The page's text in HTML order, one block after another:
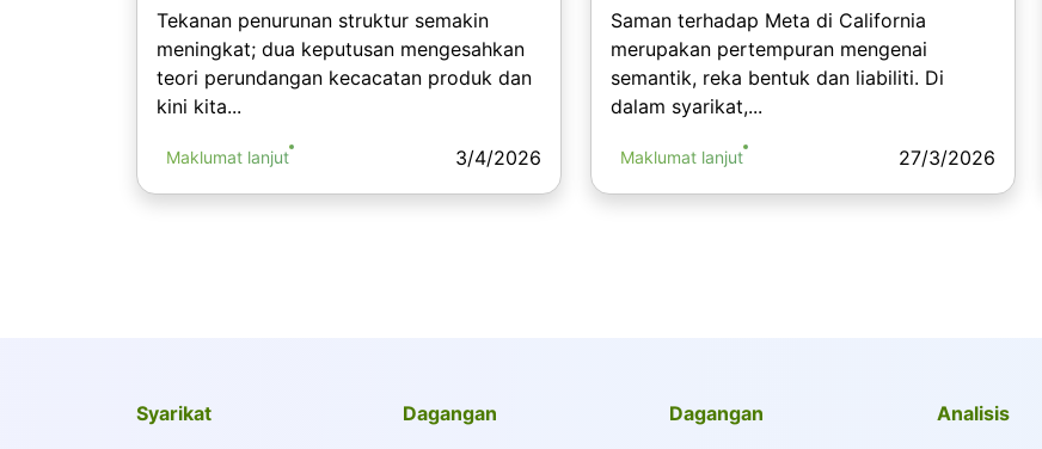
Tekanan penurunan struktur semakin
meningkat; dua keputusan mengesahkan
teori perundangan kecacatan produk dan
kini kita...
Maklumat lanjut 3/4/2026
Saman terhadap Meta di California
merupakan pertempuran mengenai
semantik, reka bentuk dan liabiliti. Di
dalam syarikat,...
Maklumat lanjut 27/3/2026
Syarikat Dagangan Dagangan Analisis